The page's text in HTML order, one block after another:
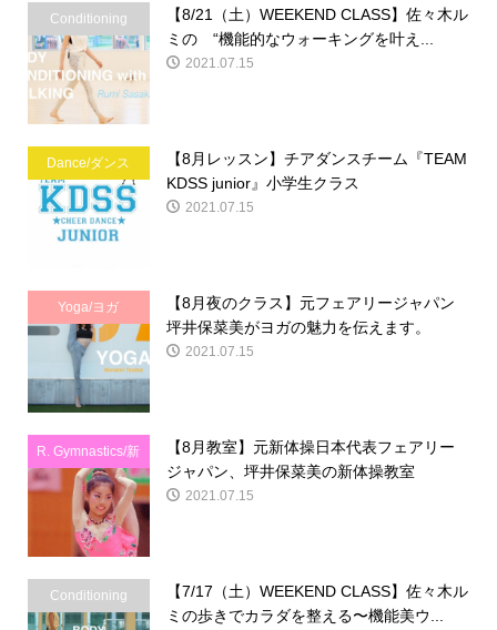
Conditioning
【8/21（土）WEEKEND CLASS】佐々木ル
ミの “機能的なウォーキングを叶え...
2021.07.15
Dance/ダンス
【8月レッスン】チアダンスチーム『TEAM
KDSS junior』小学生クラス
2021.07.15
Yoga/ヨガ
【8月夜のクラス】元フェアリージャパン
坪井保菜美がヨガの魅力を伝えます。
2021.07.15
R. Gymnastics/新
体操
【8月教室】元新体操日本代表フェアリー
ジャパン、坪井保菜美の新体操教室
2021.07.15
Conditioning
【7/17（土）WEEKEND CLASS】佐々木ル
ミの歩きでカラダを整える〜機能美ウ...